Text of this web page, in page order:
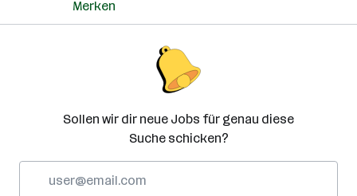
Merken
Sollen wir dir neue Jobs für genau diese
Suche schicken?